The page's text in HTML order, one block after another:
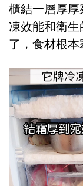
櫃結一層厚
凍效能和衛
了，食材根本